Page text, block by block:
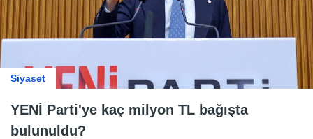
Siyaset
YENİ Parti'ye kaç milyon TL bağışta
bulunuldu?